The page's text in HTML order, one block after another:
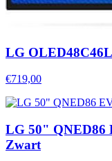
LG
€719,00
LG 50" QNED86
Zwart